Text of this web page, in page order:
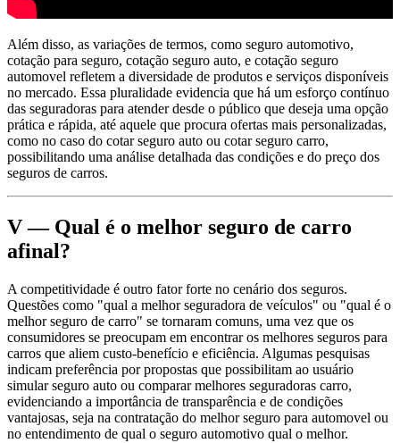
Além disso, as variações de termos, como seguro automotivo,
cotação para seguro, cotação seguro auto, e cotação seguro
automovel refletem a diversidade de produtos e serviços disponíveis
no mercado. Essa pluralidade evidencia que há um esforço contínuo
das seguradoras para atender desde o público que deseja uma opção
prática e rápida, até aquele que procura ofertas mais personalizadas,
como no caso do cotar seguro auto ou cotar seguro carro,
possibilitando uma análise detalhada das condições e do preço dos
seguros de carros.
V — Qual é o melhor seguro de carro
afinal?
A competitividade é outro fator forte no cenário dos seguros.
Questões como "qual a melhor seguradora de veículos" ou "qual é o
melhor seguro de carro" se tornaram comuns, uma vez que os
consumidores se preocupam em encontrar os melhores seguros para
carros que aliem custo-benefício e eficiência. Algumas pesquisas
indicam preferência por propostas que possibilitam ao usuário
simular seguro auto ou comparar melhores seguradoras carro,
evidenciando a importância de transparência e de condições
vantajosas, seja na contratação do melhor seguro para automovel ou
no entendimento de qual o seguro automotivo qual o melhor.